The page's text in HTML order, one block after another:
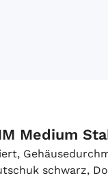
Medium
schwarz,